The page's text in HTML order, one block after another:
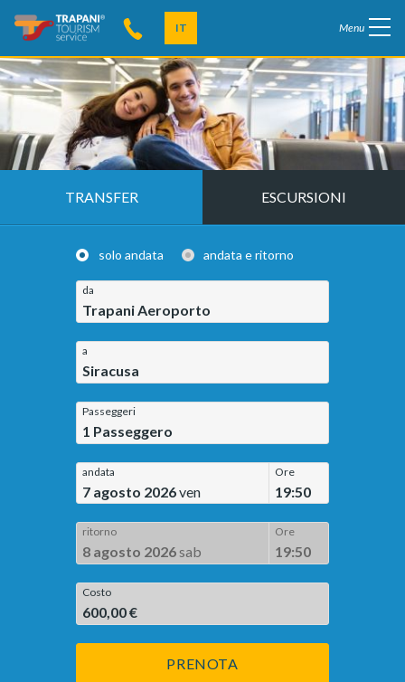
IT Menu
TRANSFER ESCURSIONI
solo andata andata e ritorno
da
Trapani Aeroporto
a
Siracusa
Passeggeri
1 Passeggero
andata
7 agosto 2026ven
Ore
19:50
ritorno
8 agosto 2026sab
Ore
19:50
Costo
600,00 €
PRENOTA